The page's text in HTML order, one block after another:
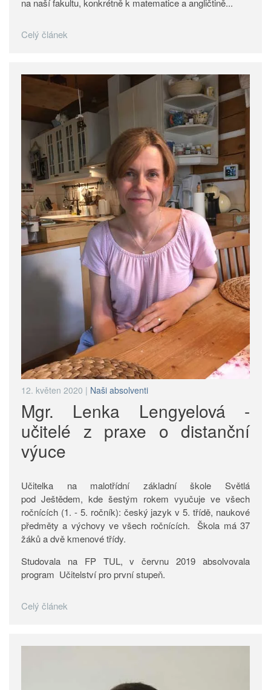
na naší fakultu, konkrétně k matematice a angličtině...
Celý článek
12. květen 2020 | Naši absolventi
Mgr. Lenka Lengyelová -
učitelé z praxe o distanční
výuce
Učitelka na malotřídní základní škole Světlá
pod Ještědem, kde šestým rokem vyučuje ve všech
ročnících (1. - 5. ročník): český jazyk v 5. třídě, naukové
předměty a výchovy ve všech ročnících. Škola má 37
žáků a dvě kmenové třídy.
Studovala na FP TUL, v červnu 2019 absolvovala
program Učitelství pro první stupeň.
Celý článek